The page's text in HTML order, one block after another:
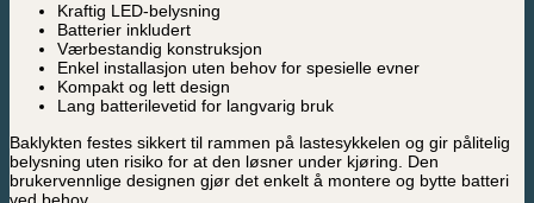
Kraftig LED-belysning
Batterier inkludert
Værbestandig konstruksjon
Enkel installasjon uten behov for spesielle evner
Kompakt og lett design
Lang batterilevetid for langvarig bruk
Baklykten festes sikkert til rammen på lastesykkelen og gir pålitelig
belysning uten risiko for at den løsner under kjøring. Den
brukervennlige designen gjør det enkelt å montere og bytte batteri